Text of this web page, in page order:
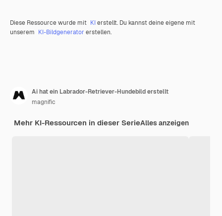
Diese Ressource wurde mit KIerstellt. Du kannst deine eigene mit
unserem KI-Bildgenerator erstellen.
Ai hat ein Labrador-Retriever-Hundebild erstellt
magnific
Mehr KI-Ressourcen in dieser SerieAlles anzeigen